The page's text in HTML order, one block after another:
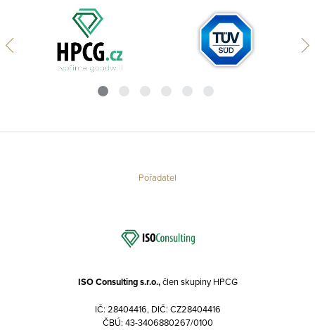
Pořadatel
ISO Consulting s.r.o.,člen skupiny HPCG
IČ: 28404416, DIČ: CZ28404416
ČBÚ: 43-3406880267/0100